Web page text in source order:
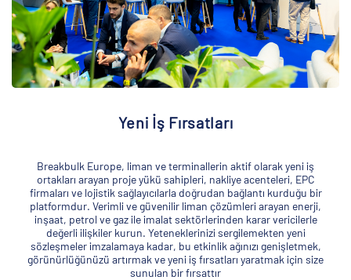
Yeni İş Fırsatları
Breakbulk Europe, liman ve terminallerin aktif olarak yeni iş
ortakları arayan proje yükü sahipleri, nakliye acenteleri, EPC
firmaları ve lojistik sağlayıcılarla doğrudan bağlantı kurduğu bir
platformdur. Verimli ve güvenilir liman çözümleri arayan enerji,
inşaat, petrol ve gaz ile imalat sektörlerinden karar vericilerle
değerli ilişkiler kurun. Yeteneklerinizi sergilemekten yeni
sözleşmeler imzalamaya kadar, bu etkinlik ağınızı genişletmek,
görünürlüğünüzü artırmak ve yeni iş fırsatları yaratmak için size
sunulan bir fırsattır